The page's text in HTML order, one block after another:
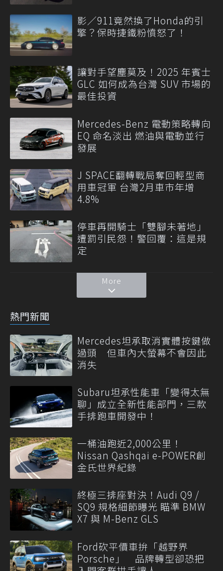
影／911竟然換了Honda的引
擎？保時捷鐵粉憤怒了！
讓對手望塵莫及！2025 年賓士
GLC 如何成為台灣 SUV 市場的
最佳投資
Mercedes-Benz 電動策略轉向
EQ 命名淡出 燃油與電動並行
發展
J SPACE翻轉戰局奪回輕型商
用車冠軍 台灣2月車市年增
4.8%
停車再開騎士「雙腳未著地」
遭罰引民怨！警回覆：這是規
定
More
熱門新聞
Mercedes坦承取消實體按鍵做
過頭 但車內大螢幕不會因此
消失
Subaru坦承性能車「變得太無
聊」成立全新性能部門，三款
手排跑車開發中！
一桶油跑近2,000公里！
Nissan Qashqai e-POWER創
金氏世界紀錄
終極三排座對決！Audi Q9 /
SQ9 規格細節曝光 瞄準 BMW
X7 與 M-Benz GLS
Ford砍平價車拚「越野界
Porsche」 品牌轉型卻恐把